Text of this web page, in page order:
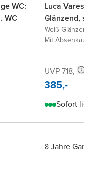
WC:
WC
Luca Varess
Glänzend,
Weiß Glänzend
Mit
UVP 718,-
385,-
Sofort
8 Jahre